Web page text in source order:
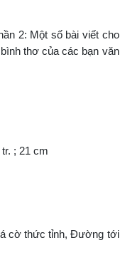
2: Một số bài viết cho
thơ của các bạn văn
; 21 cm
cờ thức tỉnh, Đường tới